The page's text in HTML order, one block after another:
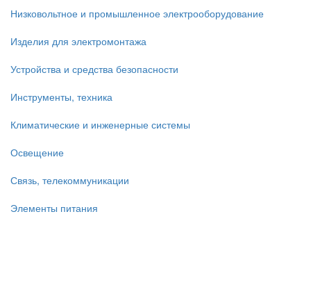
Низковольтное и промышленное электрооборудование
Изделия для электромонтажа
Устройства и средства безопасности
Инструменты, техника
Климатические и инженерные системы
Освещение
Связь, телекоммуникации
Элементы питания